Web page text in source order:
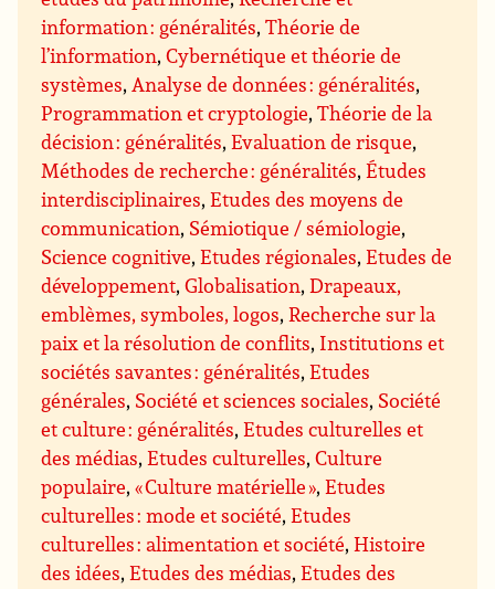
information : généralités,Théorie de
l’information,Cybernétique et théorie de
systèmes,Analyse de données : généralités,
Programmation et cryptologie,Théorie de la
décision : généralités,Evaluation de risque,
Méthodes de recherche : généralités,Études
interdisciplinaires,Etudes des moyens de
communication, Sémiotique / sémiologie,
Science cognitive,Etudes régionales,Etudes de
développement,Globalisation,Drapeaux,
emblèmes, symboles, logos,Recherche sur la
paix et la résolution de conflits, Institutions et
sociétés savantes : généralités,Etudes
générales, Société et sciences sociales, Société
et culture : généralités,Etudes culturelles et
des médias,Etudes culturelles,Culture
populaire,« Culture matérielle »,Etudes
culturelles : mode et société,Etudes
culturelles : alimentation et société,Histoire
des idées,Etudes des médias,Etudes des